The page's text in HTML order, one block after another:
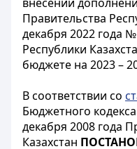
Правительства
декабря 2022 года
Республики
бюджете на 2023 –
В соответствии со
Бюджетного
декабря 2008 года
Казахстан